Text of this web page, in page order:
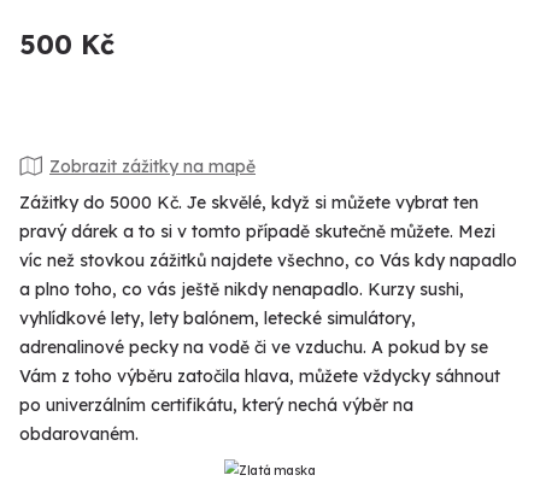
500 Kč
Zobrazit zážitky na mapě
Zážitky do 5000 Kč. Je skvělé, když si můžete vybrat ten
pravý dárek a to si v tomto případě skutečně můžete. Mezi
víc než stovkou zážitků najdete všechno, co Vás kdy napadlo
a plno toho, co vás ještě nikdy nenapadlo. Kurzy sushi,
vyhlídkové lety, lety balónem, letecké simulátory,
adrenalinové pecky na vodě či ve vzduchu. A pokud by se
Vám z toho výběru zatočila hlava, můžete vždycky sáhnout
po univerzálním certifikátu, který nechá výběr na
obdarovaném.